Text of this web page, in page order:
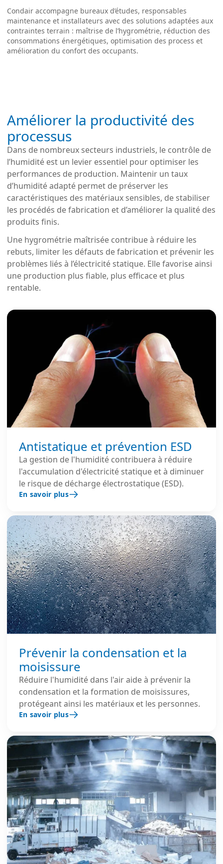
Condair accompagne bureaux d’études, responsables
maintenance et installateurs avec des solutions adaptées aux
contraintes terrain : maîtrise de l’hygrométrie, réduction des
consommations énergétiques, optimisation des process et
amélioration du confort des occupants.
Améliorer la productivité des
processus
Dans de nombreux secteurs industriels, le contrôle de
l’humidité est un levier essentiel pour optimiser les
performances de production. Maintenir un taux
d’humidité adapté permet de préserver les
caractéristiques des matériaux sensibles, de stabiliser
les procédés de fabrication et d’améliorer la qualité des
produits finis.
Une hygrométrie maîtrisée contribue à réduire les
rebuts, limiter les défauts de fabrication et prévenir les
problèmes liés à l’électricité statique. Elle favorise ainsi
une production plus fiable, plus efficace et plus
rentable.
Antistatique et prévention ESD
La gestion de l'humidité contribuera à réduire
l'accumulation d'électricité statique et à diminuer
le risque de décharge électrostatique (ESD).
En savoir plus
Prévenir la condensation et la
moisissure
Réduire l'humidité dans l'air aide à prévenir la
condensation et la formation de moisissures,
protégeant ainsi les matériaux et les personnes.
En savoir plus